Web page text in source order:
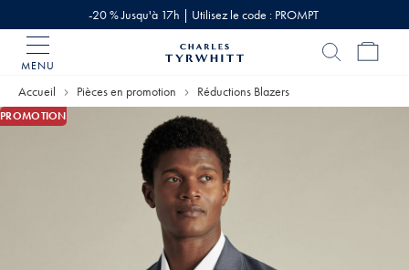
-20 % Jusqu'à 17h | Utilisez le code : PROMPT
MENU
Tyrwhitt
Accueil Pièces en promotion Réductions Blazers
PROMOTION